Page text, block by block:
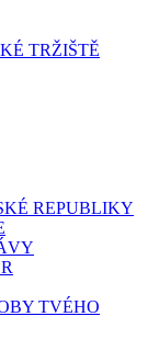
TRŽIŠTĚ
REPUBLIKY
TVÉHO